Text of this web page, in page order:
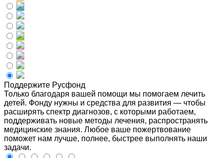
Поддержите Русфонд
Только благодаря вашей помощи мы помогаем лечить
детей. Фонду нужны и средства для развития — чтобы
расширять спектр диагнозов, с которыми работаем,
поддерживать новые методы лечения, распространять
медицинские знания. Любое ваше пожертвование
поможет нам лучше, полнее, быстрее выполнять наши
задачи.